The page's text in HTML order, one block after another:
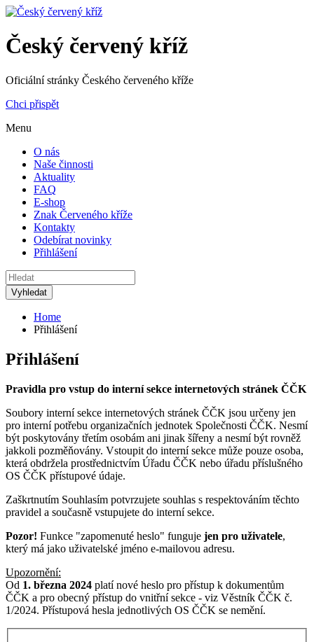
Český červený kříž
Oficiální stránky Českého červeného kříže
Chci přispět
Menu
O nás
Naše činnosti
Aktuality
FAQ
E-shop
Znak Červeného kříže
Kontakty
Odebírat novinky
Přihlášení
Home
Přihlášení
Přihlášení
Pravidla pro vstup do interní sekce internetových stránek ČČK
Soubory interní sekce internetových stránek ČČK jsou určeny jen
pro interní potřebu organizačních jednotek Společnosti ČČK. Nesmí
být poskytovány třetím osobám ani jinak šířeny a nesmí být rovněž
jakkoli pozměňovány. Vstoupit do interní sekce může pouze osoba,
která obdržela prostřednictvím Úřadu ČČK nebo úřadu příslušného
OS ČČK přístupové údaje.
Zaškrtnutím Souhlasím potvrzujete souhlas s respektováním těchto
pravidel a současně vstupujete do interní sekce.
Pozor! Funkce "zapomenuté heslo" funguje jen pro uživatele,
který má jako uživatelské jméno e-mailovou adresu.
Upozornění:
Od 1. března 2024 platí nové heslo pro přístup k dokumentům
ČČK a pro obecný přístup do vnitřní sekce - viz Věstník ČČK č.
1/2024. Přístupová hesla jednotlivých OS ČČK se nemění.